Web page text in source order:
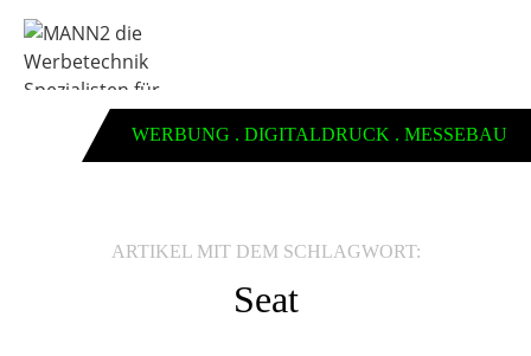
WERBUNG . DIGITALDRUCK . MESSEBAU
ARTIKEL MIT DEM SCHLAGWORT:
Seat